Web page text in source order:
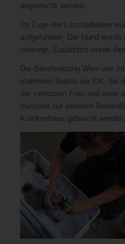
abgelöscht werden.
Im Zuge der Löscharbeiten
aufgefunden. Der Hund
versorgt. Zusätzlich wurde
Die Berufsrettung Wien war
mehreren Teams vor Ort, die
der verletzten Frau und einer
mussten zur weiteren
Krankenhaus gebracht werden.